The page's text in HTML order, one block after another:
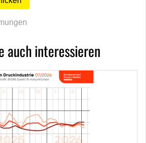
auch interessieren